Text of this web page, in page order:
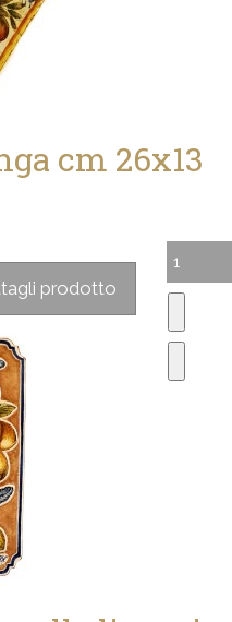
cm 26x13
prodotto